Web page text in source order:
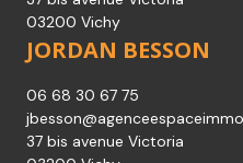
03200 Vichy
JORDAN BESSON
06 68 30 67 75
37 bis avenue Victoria